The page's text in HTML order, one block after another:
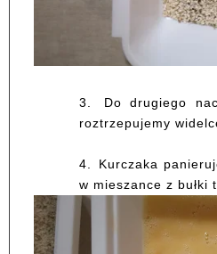
3.
Do drugiego
roztrzepujemy
4.
Kurczaka
w mieszance z bułki